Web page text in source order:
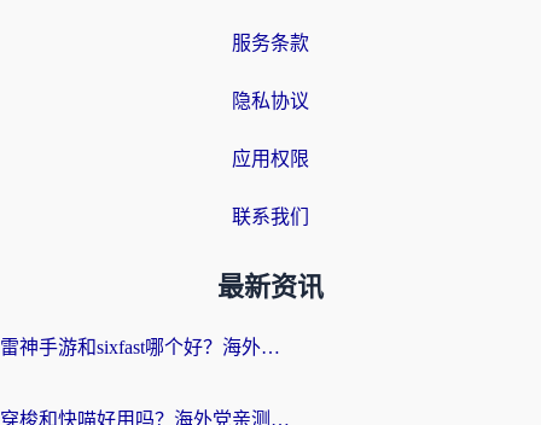
服务条款
隐私协议
应用权限
联系我们
最新资讯
雷神手游和sixfast哪个好？海外党亲测3款回国加速器，教你选对不踩坑
穿梭和快喵好用吗？海外党亲测：小众加速器对比+番茄加速器深度体验